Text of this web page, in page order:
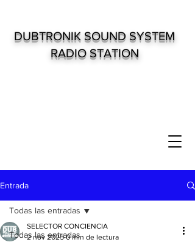
DUBTRONIK SOUND SYSTEM
RADIO STATION
Entrada
Todas las entradas
Todas las entradas
SELECTOR CONCIENCIA
2 nov 2025 0 min de lectura